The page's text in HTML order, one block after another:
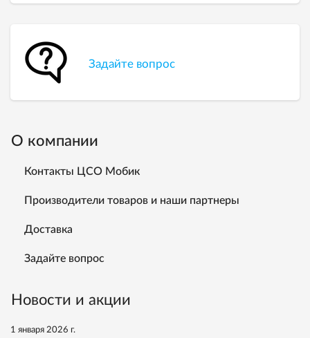
Задайте вопрос
О компании
Контакты ЦСО Мобик
Производители товаров и наши партнеры
Доставка
Задайте вопрос
Новости и акции
1 января 2026 г.